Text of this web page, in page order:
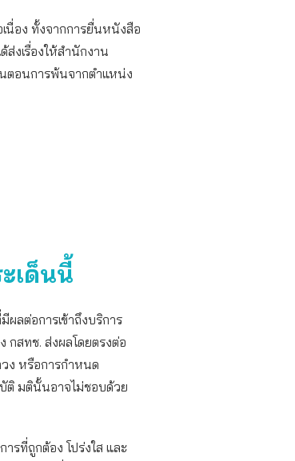
นื่อง ทั้งจากการยื่นหนังสือ
งเรื่องให้สำนักงาน
ตอนการพ้นจากตำแหน่ง
เด็นนี้
ลต่อการเข้าถึงบริการ
กสทช. ส่งผลโดยตรงต่อ
ง หรือการกำหนด
ติ มตินั้นอาจไม่ชอบด้วย
รที่ถูกต้อง โปร่งใส และ